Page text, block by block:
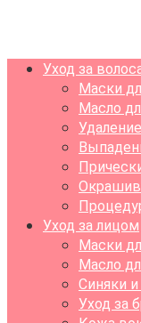
Уход за
Маски
Масло
Уход за лицом
Маски
Масло
Синяки
Уход за